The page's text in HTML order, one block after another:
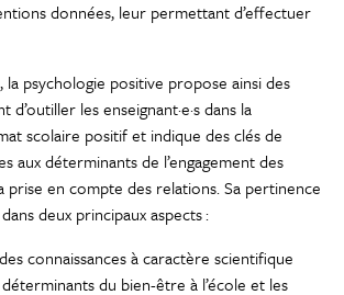
données, leur permettant d’effectuer
la psychologie positive propose ainsi des
les enseignant·e·s dans la
scolaire positif et indique des clés de
aux déterminants de l’engagement des
prise en compte des relations. Sa pertinence
deux principaux aspects :
connaissances à caractère scientifique
du bien-être à l’école et les